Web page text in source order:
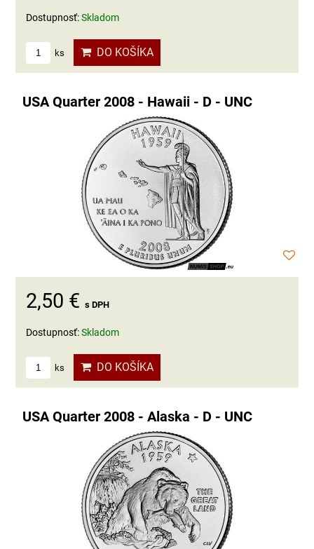
Dostupnosť:Skladom
ks DO KOŠÍKA
USA Quarter 2008 - Hawaii - D - UNC
2,50 € s DPH
Dostupnosť:Skladom
ks DO KOŠÍKA
USA Quarter 2008 - Alaska - D - UNC